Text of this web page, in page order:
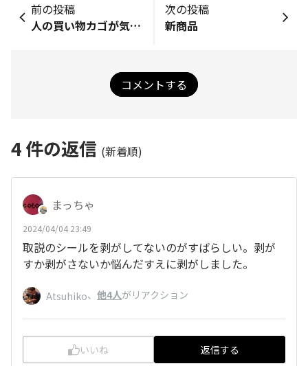
前の投稿
人の買い物カゴが気になる方へ😀✨
次の投稿
新商品
コメントする
4件の返信 (新着順)
まっちゃ
2024/04/04 23:49
取説のシールを剥がしてないのがすばらしい。剥が
すか剥がさないか悩んだすえに剥がしました。
Atsuhiko、 他4人がリアクション
いいね 返信する